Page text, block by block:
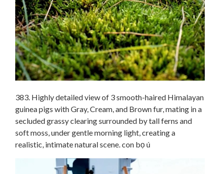
383. Highly detailed view of 3 smooth-haired Himalayan
guinea pigs with Gray, Cream, and Brown fur, mating in a
secluded grassy clearing surrounded by tall ferns and
soft moss, under gentle morning light, creating a
realistic, intimate natural scene. con bọ ú